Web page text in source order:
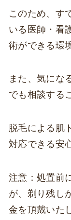
このため、す
いる医師・看
術ができる環
また、気にな
でも相談する
脱毛による肌
対応できる安
注意：処置前
が、剃り残し
金を頂戴いた